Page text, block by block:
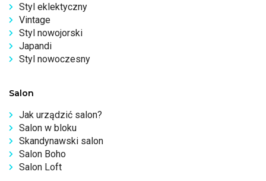
Styl eklektyczny
Vintage
Styl nowojorski
Japandi
Styl nowoczesny
Salon
Jak urządzić salon?
Salon w bloku
Skandynawski salon
Salon Boho
Salon Loft